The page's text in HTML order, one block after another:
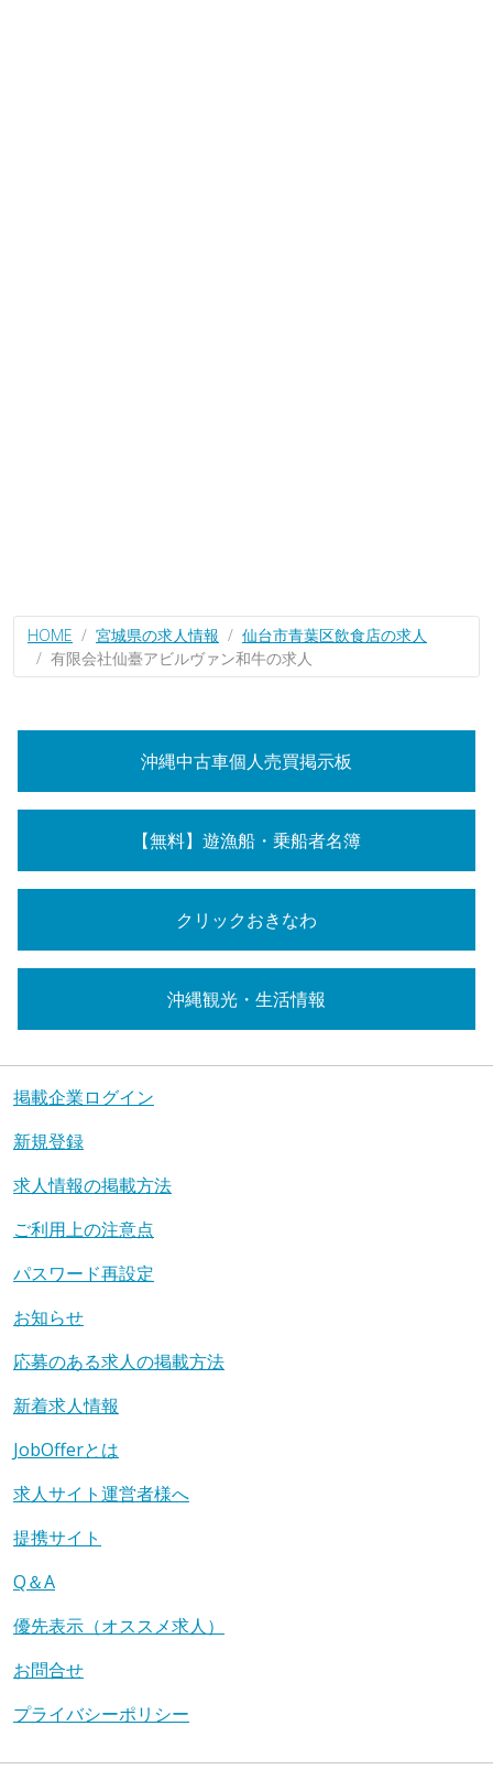
HOME 宮城県の求人情報
仙台市青葉区飲食店の求人
有限会社仙臺アビルヴァン和牛の求人
沖縄中古車個人売買掲示板
【無料】遊漁船・乗船者名簿
クリックおきなわ
沖縄観光・生活情報
掲載企業ログイン
新規登録
求人情報の掲載方法
ご利用上の注意点
パスワード再設定
お知らせ
応募のある求人の掲載方法
新着求人情報
JobOfferとは
求人サイト運営者様へ
提携サイト
Q＆A
優先表示（オススメ求人）
お問合せ
プライバシーポリシー